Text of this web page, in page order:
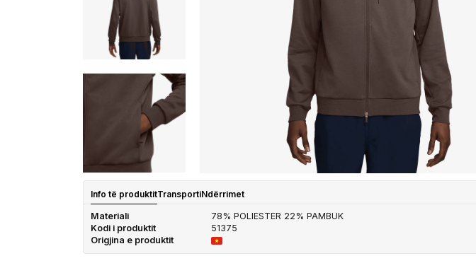
Info të produktitTransportiNdërrimet
Materiali
78% POLIESTER 22% PAMBUK
Kodi i produktit
51375
Origjina e produktit